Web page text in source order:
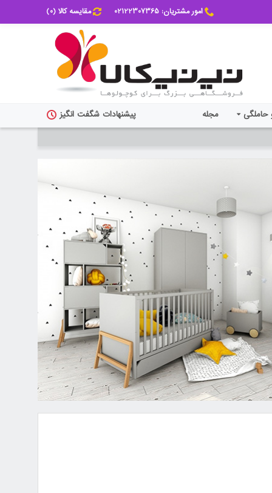
امور مشتریان: 02122307365 مقایسه کالا (0
)
پیشنهادات شگفت انگیز حاملگی مجله